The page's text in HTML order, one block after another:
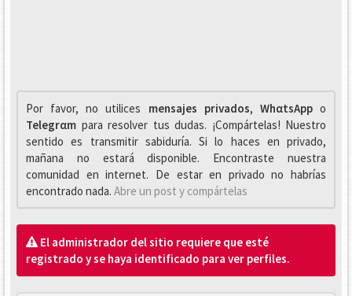
Por favor, no utilices mensajes privados, WhαtsAppo
Telegrαm para resolver tus dudas. ¡Compártelas! Nuestro
sentido es transmitir sabiduría. Si lo haces en privado,
mañana no estará disponible. Encontraste nuestra
comunidad en internet. De estar en privado no habrías
encontrado nada. Abre un post y compártelas
El administrador del sitio requiere que esté
registrado y se haya identificado para ver perfiles.